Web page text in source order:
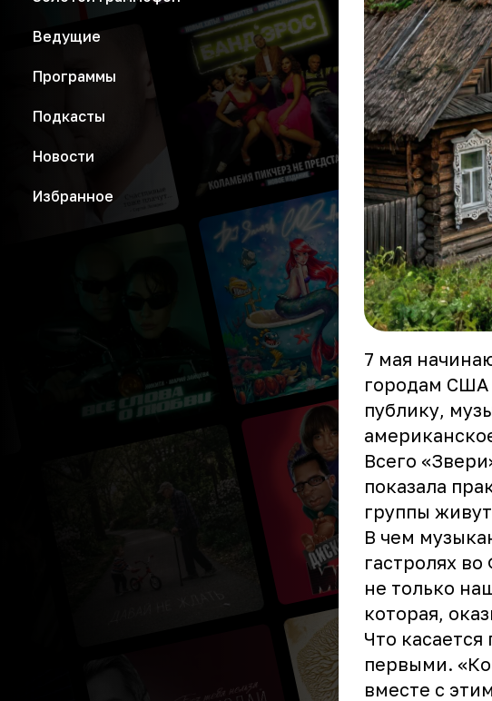
Ведущие
Программы
Подкасты
Новости
Избранное
7 мая
городам США
публику,
Всего
показала
группы
В чем
гастролях
не только
которая,
Что
первыми.
вместе с